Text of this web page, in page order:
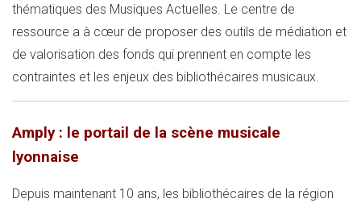
thématiques des Musiques Actuelles. Le centre de
ressource a à cœur de proposer des outils de médiation et
de valorisation des fonds qui prennent en compte les
contraintes et les enjeux des bibliothécaires musicaux.
Amply : le portail de la scène musicale
lyonnaise
Depuis maintenant 10 ans, les bibliothécaires de la région